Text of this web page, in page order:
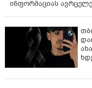
ინფორმაციას